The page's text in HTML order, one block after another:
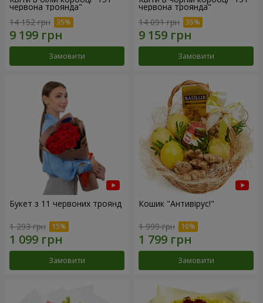
червона троянда"
14 152 грн
Замовити
червона троянда"
14 091 грн
Замовити
Букет з 11 червоних троянд
1 293 грн
Замовити
Кошик "Антивірус!"
1 999 грн
Замовити